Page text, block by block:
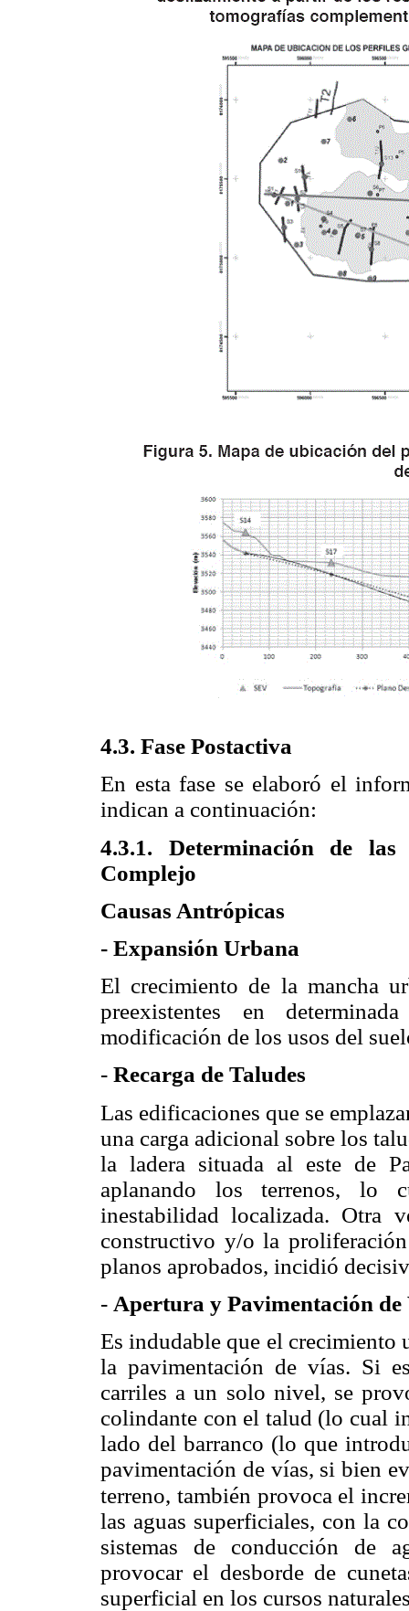
4.3. Fase Postactiva
En esta fase se elaboró el
indican a continuación:
4.3.1. Determinación de las
Complejo
Causas Antrópicas
- Expansión Urbana
El crecimiento de la mancha
preexistentes en
modificación de los usos del
- Recarga de Taludes
Las edificaciones que se
una carga adicional sobre los
la ladera situada al este de
aplanando los terrenos, lo
inestabilidad localizada. Otra
constructivo y/o la
planos aprobados, incidió
- Apertura y Pavimentación de
Es indudable que el crecimiento
la pavimentación de vías. Si
carriles a un solo nivel, se
colindante con el talud (lo cual
lado del barranco (lo que
pavimentación de vías, si bien
terreno, también provoca el
las aguas superficiales, con la
sistemas de conducción de
provocar el desborde de
superficial en los cursos